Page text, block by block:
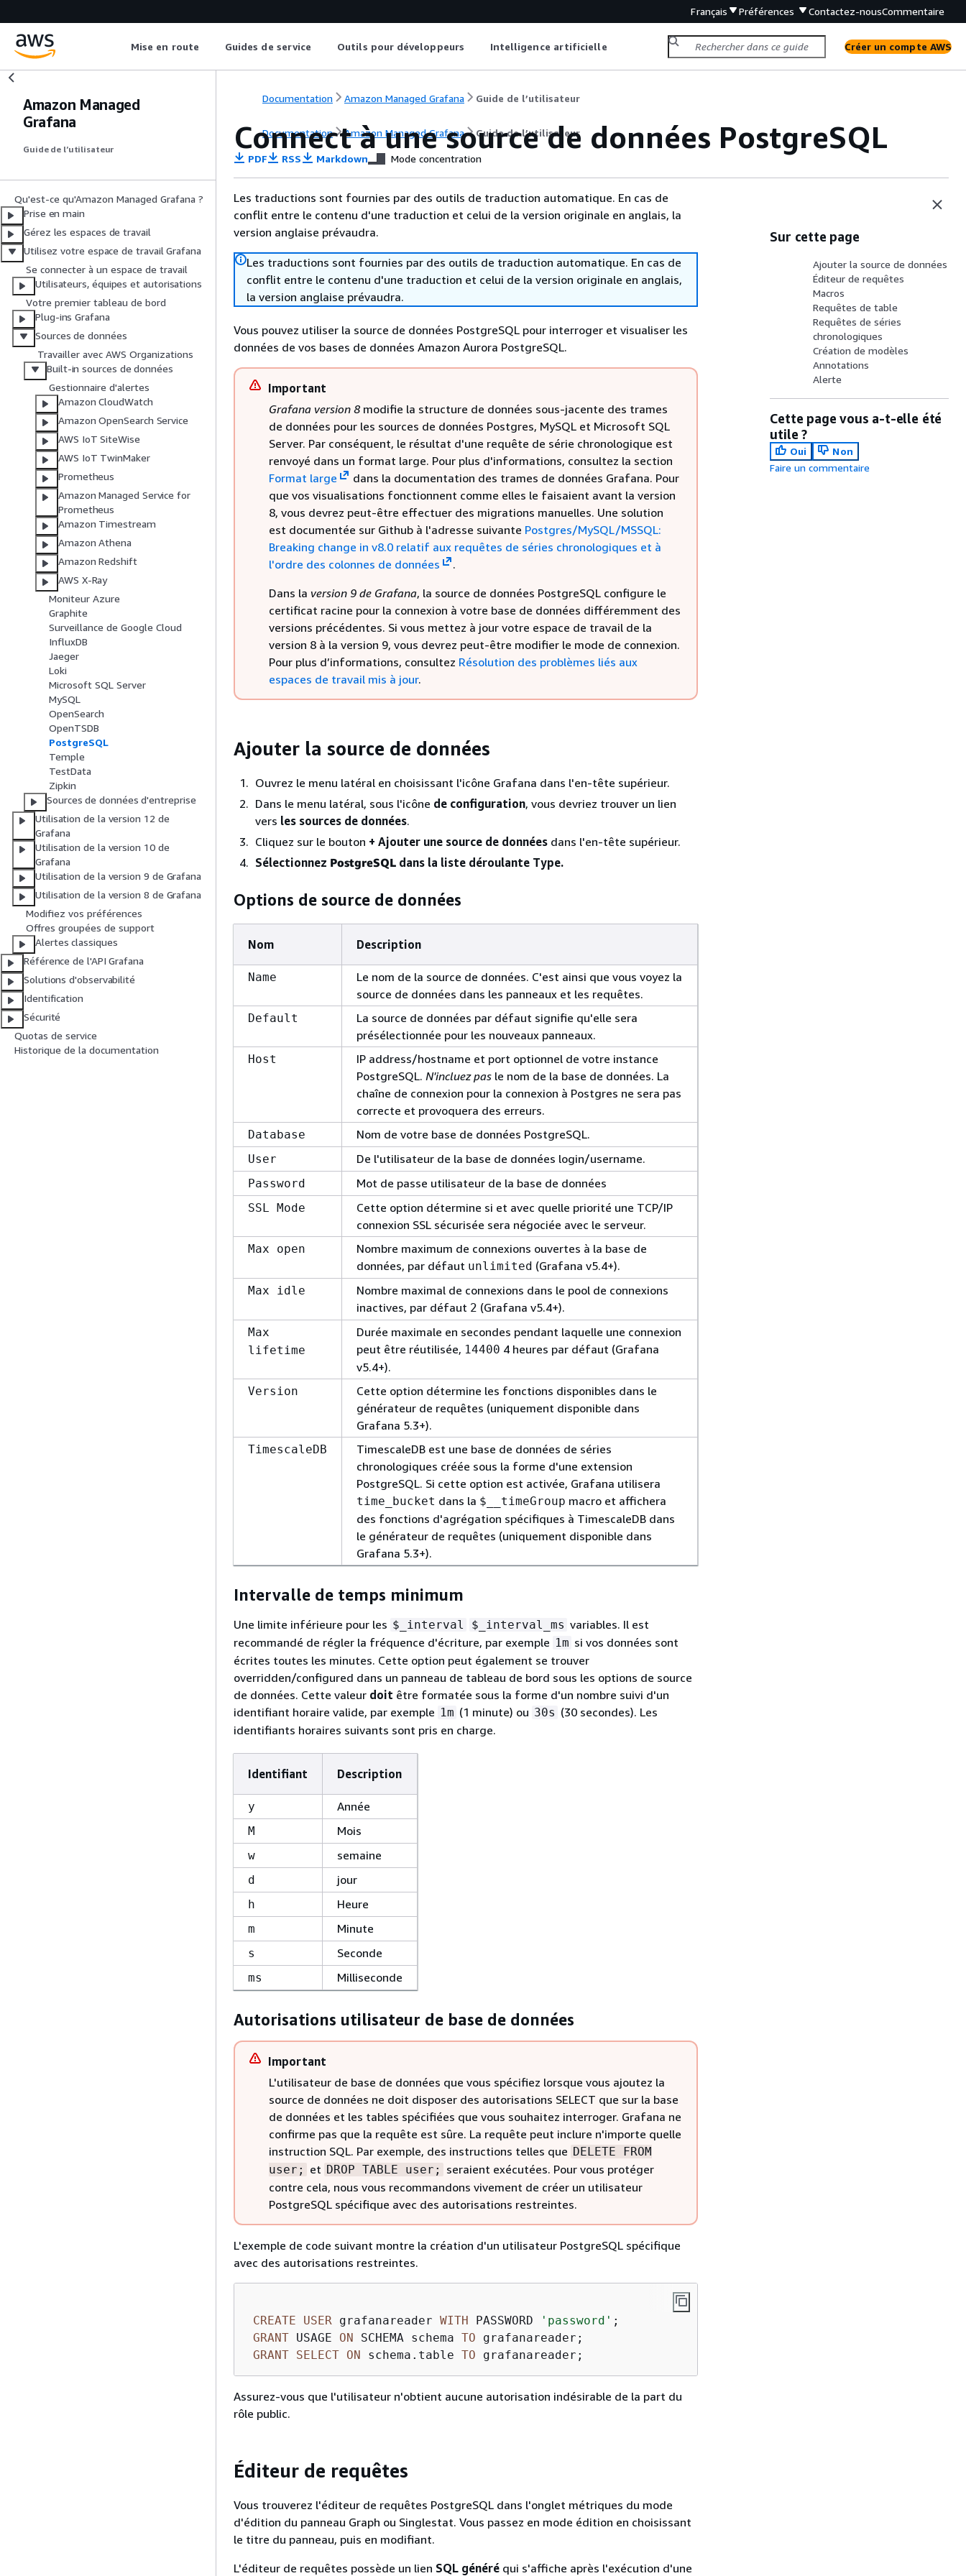
Français Préférences Contactez-nousCommentaire
Mise en route Guides de service Outils pour développeurs Intelligence artificielle Créer un compte AWS
Amazon Managed
Grafana
Guide de l’utilisateur
Qu'est-ce qu'Amazon Managed Grafana ?
Prise en main
Gérez les espaces de travail
Utilisez votre espace de travail Grafana
Se connecter à un espace de travail
Utilisateurs, équipes et autorisations
Votre premier tableau de bord
Plug-ins Grafana
Sources de données
Travailler avec AWS Organizations
Built-in sources de données
Gestionnaire d'alertes
Amazon CloudWatch
Amazon OpenSearch Service
AWS IoT SiteWise
AWS IoT TwinMaker
Prometheus
Amazon Managed Service for
Prometheus
Amazon Timestream
Amazon Athena
Amazon Redshift
AWS X-Ray
Moniteur Azure
Graphite
Surveillance de Google Cloud
InfluxDB
Jaeger
Loki
Microsoft SQL Server
MySQL
OpenSearch
OpenTSDB
PostgreSQL
Temple
TestData
Zipkin
Sources de données d'entreprise
Utilisation de la version 12 de
Grafana
Utilisation de la version 10 de
Grafana
Utilisation de la version 9 de Grafana
Utilisation de la version 8 de Grafana
Modifiez vos préférences
Offres groupées de support
Alertes classiques
Référence de l'API Grafana
Solutions d'observabilité
Identification
Sécurité
Quotas de service
Historique de la documentation
Documentation Amazon Managed Grafana Guide de l’utilisateur
Documentation Amazon Managed Grafana Guide de l’utilisateur
Connect à une source de données PostgreSQL
PDF RSS Markdown Mode concentration
Les traductions sont fournies par des outils de traduction automatique. En cas de
conflit entre le contenu d'une traduction et celui de la version originale en anglais, la
version anglaise prévaudra.
Les traductions sont fournies par des outils de traduction automatique. En cas de
conflit entre le contenu d'une traduction et celui de la version originale en anglais,
la version anglaise prévaudra.
Vous pouvez utiliser la source de données PostgreSQL pour interroger et visualiser les
données de vos bases de données Amazon Aurora PostgreSQL.
Important
Grafana version 8 modifie la structure de données sous-jacente des trames
de données pour les sources de données Postgres, MySQL et Microsoft SQL
Server. Par conséquent, le résultat d'une requête de série chronologique est
renvoyé dans un format large. Pour plus d'informations, consultez la section
Format large
dans la documentation des trames de données Grafana. Pour
que vos visualisations fonctionnent comme elles le faisaient avant la version
8, vous devrez peut-être effectuer des migrations manuelles. Une solution
est documentée sur Github à l'adresse suivante Postgres/MySQL/MSSQL:
Breaking change in v8.0 relatif aux requêtes de séries chronologiques et à
l'ordre des colonnes de données
.
Dans la version 9 de Grafana, la source de données PostgreSQL configure le
certificat racine pour la connexion à votre base de données différemment des
versions précédentes. Si vous mettez à jour votre espace de travail de la
version 8 à la version 9, vous devrez peut-être modifier le mode de connexion.
Pour plus d’informations, consultez Résolution des problèmes liés aux
espaces de travail mis à jour.
Ajouter la source de données
Ouvrez le menu latéral en choisissant l'icône Grafana dans l'en-tête supérieur.
Dans le menu latéral, sous l'icône de configuration, vous devriez trouver un lien
vers les sources de données.
Cliquez sur le bouton + Ajouter une source de données dans l'en-tête supérieur.
Sélectionnez PostgreSQL dans la liste déroulante Type.
Options de source de données
Nom Description
Name
Le nom de la source de données. C'est ainsi que vous voyez la
source de données dans les panneaux et les requêtes.
Default
La source de données par défaut signifie qu'elle sera
présélectionnée pour les nouveaux panneaux.
Host
IP address/hostname et port optionnel de votre instance
PostgreSQL. N'incluez pas le nom de la base de données. La
chaîne de connexion pour la connexion à Postgres ne sera pas
correcte et provoquera des erreurs.
Database Nom de votre base de données PostgreSQL.
User De l'utilisateur de la base de données login/username.
Password Mot de passe utilisateur de la base de données
SSL Mode
Cette option détermine si et avec quelle priorité une TCP/IP
connexion SSL sécurisée sera négociée avec le serveur.
Max open
Nombre maximum de connexions ouvertes à la base de
données, par défaut unlimited (Grafana v5.4+).
Max idle
Nombre maximal de connexions dans le pool de connexions
inactives, par défaut 2 (Grafana v5.4+).
Max
lifetime
Durée maximale en secondes pendant laquelle une connexion
peut être réutilisée, 14400 4 heures par défaut (Grafana
v5.4+).
Version
Cette option détermine les fonctions disponibles dans le
générateur de requêtes (uniquement disponible dans
Grafana 5.3+).
TimescaleDB
TimescaleDB est une base de données de séries
chronologiques créée sous la forme d'une extension
PostgreSQL. Si cette option est activée, Grafana utilisera
time_bucket dans la $__timeGroup macro et affichera
des fonctions d'agrégation spécifiques à TimescaleDB dans
le générateur de requêtes (uniquement disponible dans
Grafana 5.3+).
Intervalle de temps minimum
Une limite inférieure pour les $_interval $_interval_ms variables. Il est
recommandé de régler la fréquence d'écriture, par exemple 1m si vos données sont
écrites toutes les minutes. Cette option peut également se trouver
overridden/configured dans un panneau de tableau de bord sous les options de source
de données. Cette valeur doit être formatée sous la forme d'un nombre suivi d'un
identifiant horaire valide, par exemple 1m (1 minute) ou 30s (30 secondes). Les
identifiants horaires suivants sont pris en charge.
Identifiant Description
y Année
M Mois
w semaine
d jour
h Heure
m Minute
s Seconde
ms Milliseconde
Autorisations utilisateur de base de données
Important
L'utilisateur de base de données que vous spécifiez lorsque vous ajoutez la
source de données ne doit disposer des autorisations SELECT que sur la base
de données et les tables spécifiées que vous souhaitez interroger. Grafana ne
confirme pas que la requête est sûre. La requête peut inclure n'importe quelle
instruction SQL. Par exemple, des instructions telles que DELETE FROM
user;
et DROP TABLE user;
seraient exécutées. Pour vous protéger
contre cela, nous vous recommandons vivement de créer un utilisateur
PostgreSQL spécifique avec des autorisations restreintes.
L'exemple de code suivant montre la création d'un utilisateur PostgreSQL spécifique
avec des autorisations restreintes.
CREATE USER grafanareader WITH PASSWORD 'password' ;
GRANT USAGE ON SCHEMA schema TO grafanareader;
GRANT SELECT ON schema.table TO
Assurez-vous que l'utilisateur n'obtient aucune autorisation indésirable de la part du
rôle public.
Éditeur de requêtes
Vous trouverez l'éditeur de requêtes PostgreSQL dans l'onglet métriques du mode
d'édition du panneau Graph ou Singlestat. Vous passez en mode édition en choisissant
le titre du panneau, puis en modifiant.
L'éditeur de requêtes possède un lien SQL généré qui s'affiche après l'exécution d'une
Sur cette page
Ajouter la source de données
Éditeur de requêtes
Macros
Requêtes de table
Requêtes de séries
chronologiques
Création de modèles
Annotations
Alerte
Cette page vous a-t-elle été
utile ?
Oui
Non
Faire un commentaire